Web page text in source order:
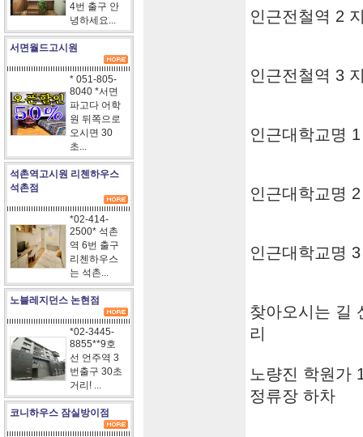
4번 출구 안
녕하세요...
서면월드고시원
* 051-805-
8040 *서면
파고다 어학
원 뒤쪽으로
오시면 30
초...
석촌역고시원 리첸하우스
석촌점
*02-414-
2500* 석촌
역 6번 출구
리첸하우스
는 석촌...
노블레지던스 논현점
*02-3445-
8855**9호
선 언주역 3
번출구 30초
거리! ...
코니하우스 잠실방이점
인근전철역 2
인근전철역 3
인근대학교명
인근대학교명
인근대학교명
찾아오시는 길
리
노량진 학원가
정류장 하차